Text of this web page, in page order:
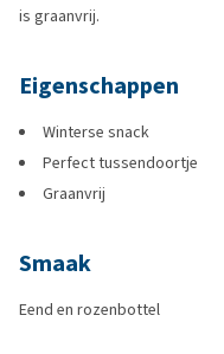
is graanvrij.
Eigenschappen
Winterse snack
Perfect tussendoortje
Graanvrij
Smaak
Eend en rozenbottel